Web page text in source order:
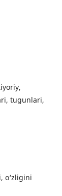
tugunlari,
o‘zligini